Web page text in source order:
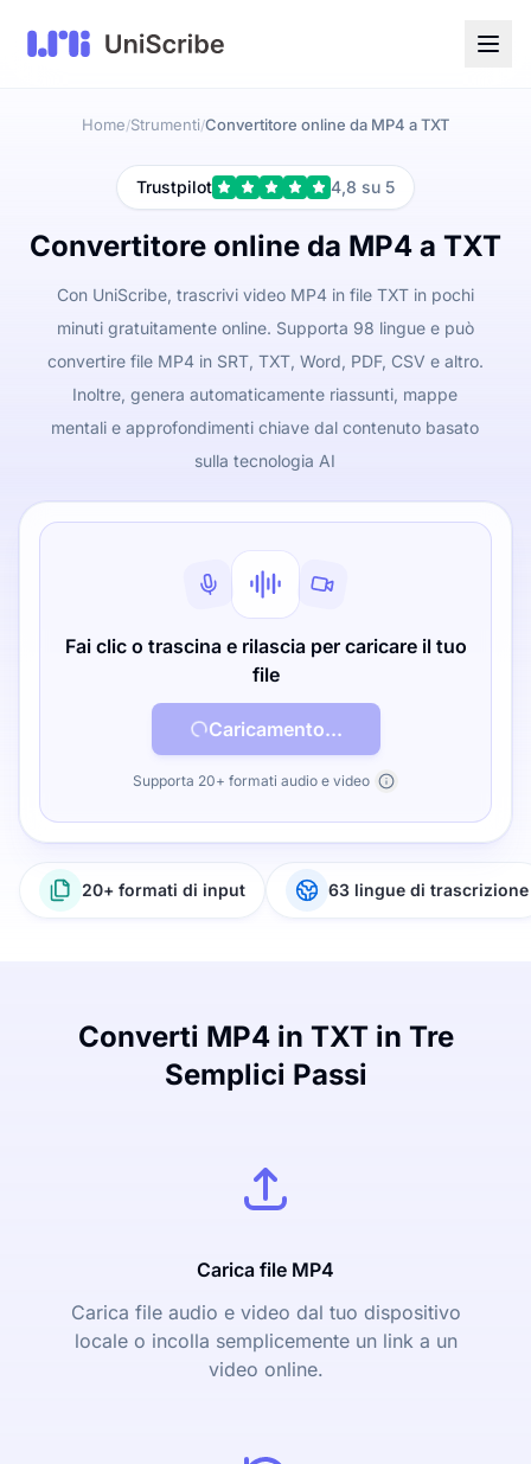
Home/Strumenti/Convertitore online da MP4 a TXT
Trustpilot 4,8 su 5
Convertitore online da MP4 a TXT
Con UniScribe, trascrivi video MP4 in file TXT in pochi
minuti gratuitamente online. Supporta 98 lingue e può
convertire file MP4 in SRT, TXT, Word, PDF, CSV e altro.
Inoltre, genera automaticamente riassunti, mappe
mentali e approfondimenti chiave dal contenuto basato
sulla tecnologia AI
Fai clic o trascina e rilascia per caricare il tuo
file
Caricamento...
Supporta 20+ formati audio e video
20+ formati di input 63 lingue di trascrizione
Converti MP4 in TXT in Tre
Semplici Passi
Carica file MP4
Carica file audio e video dal tuo dispositivo
locale o incolla semplicemente un link a un
video online.